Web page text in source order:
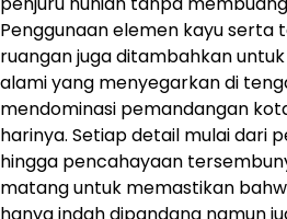
Penggunaan elemen kayu serta
ruangan juga ditambahkan
alami yang menyegarkan di
mendominasi pemandangan
harinya. Setiap detail mulai dari
hingga pencahayaan
matang untuk memastikan